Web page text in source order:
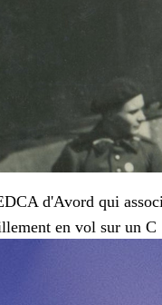
d'Avord qui
en vol sur un